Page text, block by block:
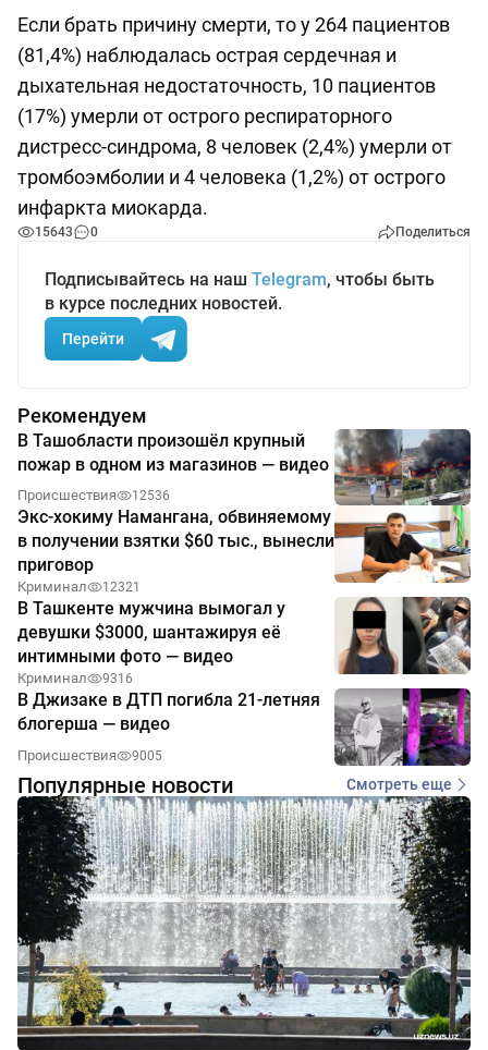
Если брать причину смерти, то у 264 пациентов
(81,4%) наблюдалась острая сердечная и
дыхательная недостаточность, 10 пациентов
(17%) умерли от острого респираторного
дистресс-синдрома, 8 человек (2,4%) умерли от
тромбоэмболии и 4 человека (1,2%) от острого
инфаркта миокарда.
15643 0 Поделиться
Подписывайтесь на наш Telegram, чтобы быть
в курсе последних новостей.
Перейти
Рекомендуем
В Ташобласти произошёл крупный
пожар в одном из магазинов — видео
Происшествия 12536
Экс-хокиму Намангана, обвиняемому
в получении взятки $60 тыс., вынесли
приговор
Криминал 12321
В Ташкенте мужчина вымогал у
девушки $3000, шантажируя её
интимными фото — видео
Криминал 9316
В Джизаке в ДТП погибла 21-летняя
блогерша — видео
Происшествия 9005
Популярные новости Смотреть еще